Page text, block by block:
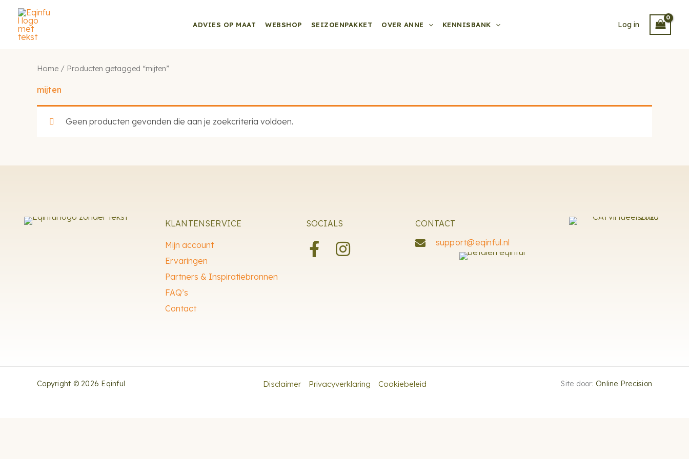
ADVIES OP MAAT WEBSHOP SEIZOENPAKKET OVER ANNE KENNISBANK Log in
Home / Producten getagged “mijten”
mijten
Geen producten gevonden die aan je zoekcriteria voldoen.
KLANTENSERVICE
Mijn account
Ervaringen
Partners & Inspiratiebronnen
FAQ’s
Contact
SOCIALS
CONTACT
support@eqinful.nl
Copyright © 2026 Eqinful Disclaimer Privacyverklaring Cookiebeleid Site door: Online Precision